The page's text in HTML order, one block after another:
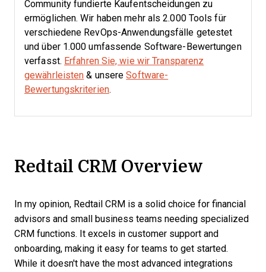
Community fundierte Kaufentscheidungen zu
ermöglichen. Wir haben mehr als 2.000 Tools für
verschiedene RevOps-Anwendungsfälle getestet
und über 1.000 umfassende Software-Bewertungen
verfasst. Erfahren Sie, wie wir Transparenz
gewährleisten & unsereSoftware-
Bewertungskriterien.
Redtail CRM Overview
In my opinion, Redtail CRM is a solid choice for financial
advisors and small business teams needing specialized
CRM functions. It excels in customer support and
onboarding, making it easy for teams to get started.
While it doesn't have the most advanced integrations